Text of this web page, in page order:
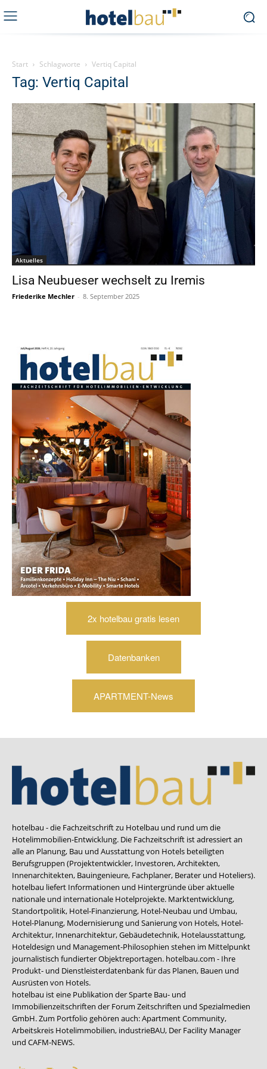
Start Schlagworte Vertiq Capital
Tag: Vertiq Capital
Aktuelles
Lisa Neubueser wechselt zu Iremis
Friederike Mechler - 8. September 2025
2x hotelbau gratis lesen
Datenbanken
APARTMENT-News
hotelbau - die Fachzeitschrift zu Hotelbau und rund um die
Hotelimmobilien-Entwicklung. Die Fachzeitschrift ist adressiert an
alle an Planung, Bau und Ausstattung von Hotels beteiligten
Berufsgruppen (Projektentwickler, Investoren, Architekten,
Innenarchitekten, Bauingenieure, Fachplaner, Berater und Hoteliers).
hotelbau liefert Informationen und Hintergründe über aktuelle
nationale und internationale Hotelprojekte. Marktentwicklung,
Standortpolitik, Hotel-Finanzierung, Hotel-Neubau und Umbau,
Hotel-Planung, Modernisierung und Sanierung von Hotels, Hotel-
Architektur, Innenarchitektur, Gebäudetechnik, Hotelausstattung,
Hoteldesign und Management-Philosophien stehen im Mittelpunkt
journalistisch fundierter Objektreportagen. hotelbau.com - Ihre
Produkt- und Dienstleisterdatenbank für das Planen, Bauen und
Ausrüsten von Hotels.
hotelbau ist eine Publikation der Sparte Bau- und
Immobilienzeitschriften der Forum Zeitschriften und Spezialmedien
GmbH. Zum Portfolio gehören auch:Apartment Community,
Arbeitskreis Hotelimmobilien, industrieBAU, Der Facility Manager
und CAFM-NEWS.